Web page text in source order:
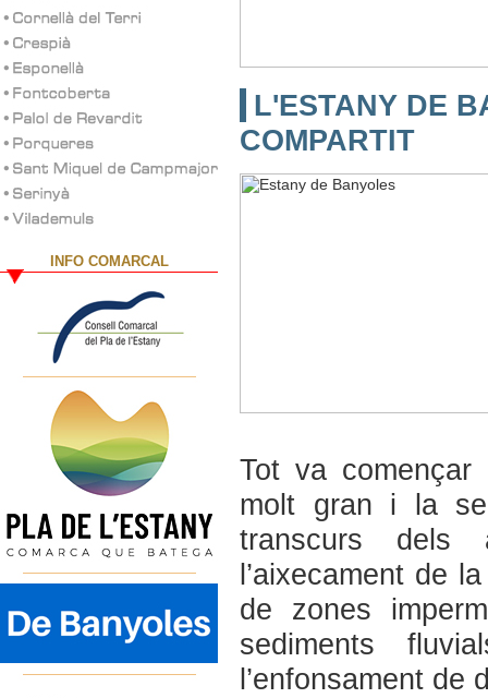
INFO COMARCAL
L'ESTANY DE
COMPARTIT
Tot va
molt gran i la
transcurs dels
l’aixecament de
de zones
sediments
l’enfonsament de